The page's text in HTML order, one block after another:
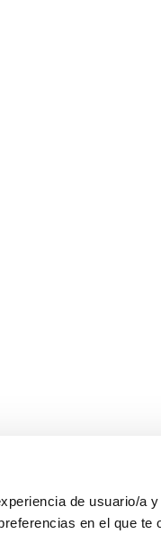
de usuario/a
en el que